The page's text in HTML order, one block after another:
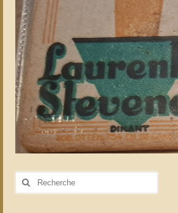
Rechercher